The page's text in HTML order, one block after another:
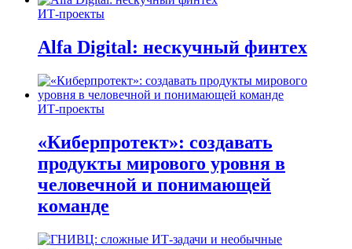
ИТ-проекты
Alfa Digital: нескучный финтех
ИТ-проекты
«Киберпротект»: создавать
продукты мирового уровня в
человечной и понимающей
команде